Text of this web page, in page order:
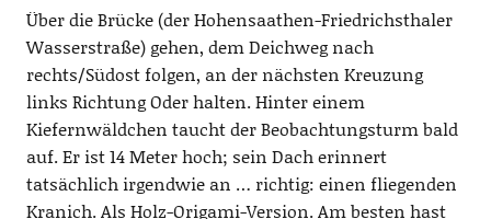
Über die Brücke (der Hohensaathen-Friedrichsthaler
Wasserstraße) gehen, dem Deichweg nach
rechts/Südost folgen, an der nächsten Kreuzung
links Richtung Oder halten. Hinter einem
Kiefernwäldchen taucht der Beobachtungsturm bald
auf. Er ist 14 Meter hoch; sein Dach erinnert
tatsächlich irgendwie an … richtig: einen fliegenden
Kranich. Als Holz-Origami-Version. Am besten hast